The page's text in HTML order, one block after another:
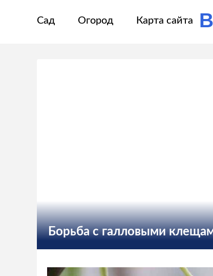
Сад Огород Карта сайта
Борьба с галловыми